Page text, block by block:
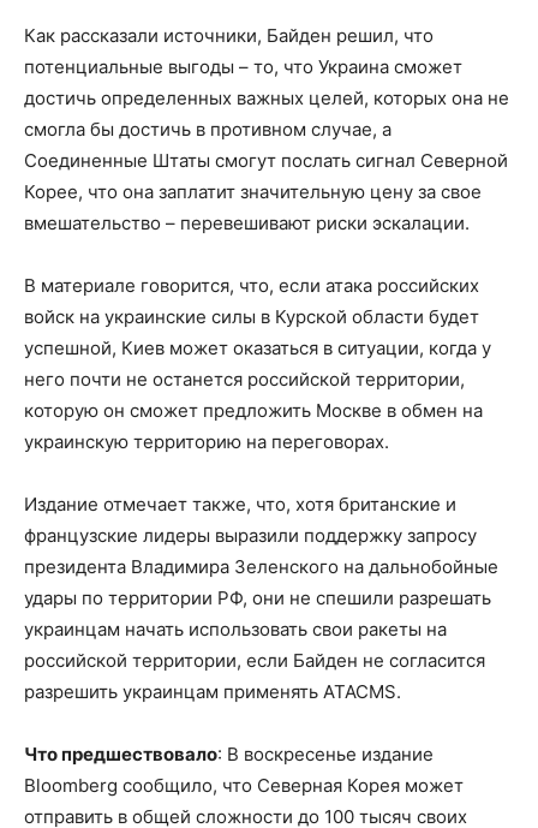
Как рассказали источники, Байден решил, что
потенциальные выгоды – то, что Украина сможет
достичь определенных важных целей, которых она не
смогла бы достичь в противном случае, а
Соединенные Штаты смогут послать сигнал Северной
Корее, что она заплатит значительную цену за свое
вмешательство – перевешивают риски эскалации.
В материале говорится, что, если атака российских
войск на украинские силы в Курской области будет
успешной, Киев может оказаться в ситуации, когда у
него почти не останется российской территории,
которую он сможет предложить Москве в обмен на
украинскую территорию на переговорах.
Издание отмечает также, что, хотя британские и
французские лидеры выразили поддержку запросу
президента Владимира Зеленского на дальнобойные
удары по территории РФ, они не спешили разрешать
украинцам начать использовать свои ракеты на
российской территории, если Байден не согласится
разрешить украинцам применять ATACMS.
Что предшествовало: В воскресенье издание
Bloomberg сообщило, что Северная Корея может
отправить в общей сложности до 100 тысяч своих